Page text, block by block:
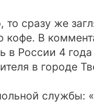
сразу же
В
России 4 года
в городе
службы: